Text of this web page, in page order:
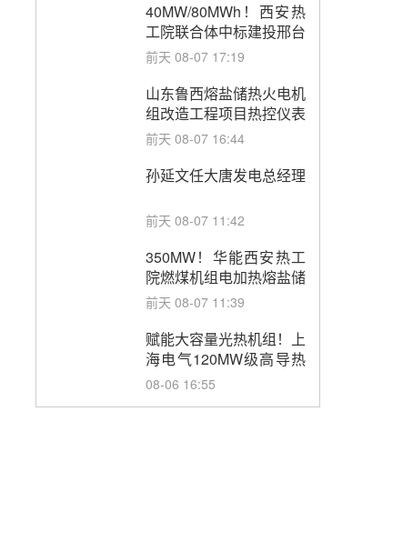
40MW/80MWh！西安热
工院联合体中标建投邢台
热电熔盐储热调峰调频改
前天 08-07 17:19
山东鲁西熔盐储热火电机
组改造工程项目热控仪表
成套设备采购
前天 08-07 16:44
孙延文任大唐发电总经理
前天 08-07 11:42
350MW！华能西安热工
院燃煤机组电加热熔盐储
能提升机组灵活性改造项
务采购
前天 08-07 11:39
赋能大容量光热机组！上
海电气120MW级高导热
空冷发电机通过型式试验
08-06 16:55